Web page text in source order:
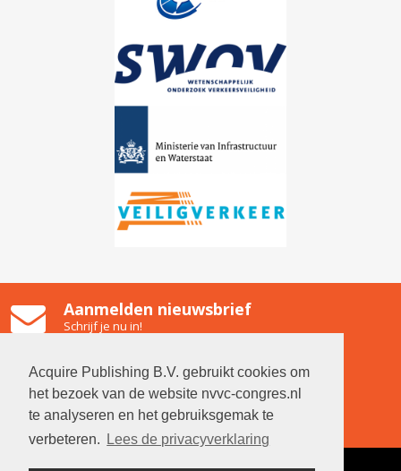
Acquire Publishing B.V. gebruikt cookies om
het bezoek van de website nvvc-congres.nl
te analyseren en het gebruiksgemak te
verbeteren.
Lees de privacyverklaring
Aanmelden nieuwsbrief
Schrijf je nu in!
Emmastraat 2, 1211 NG Hilversum
Contact
Neem contact op met de organisatie